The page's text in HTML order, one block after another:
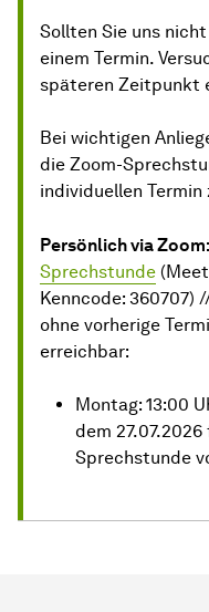
Sollten Sie uns
einem Termin.
späteren Zeitpunkt
Bei wichtigen
die Zoom-
individuellen Termin
Persönlich via Zoom:
Sprechstunde
Kenncode: 360707)
ohne vorherige
erreichbar:
Montag: 13:00
dem
Sprechstunde